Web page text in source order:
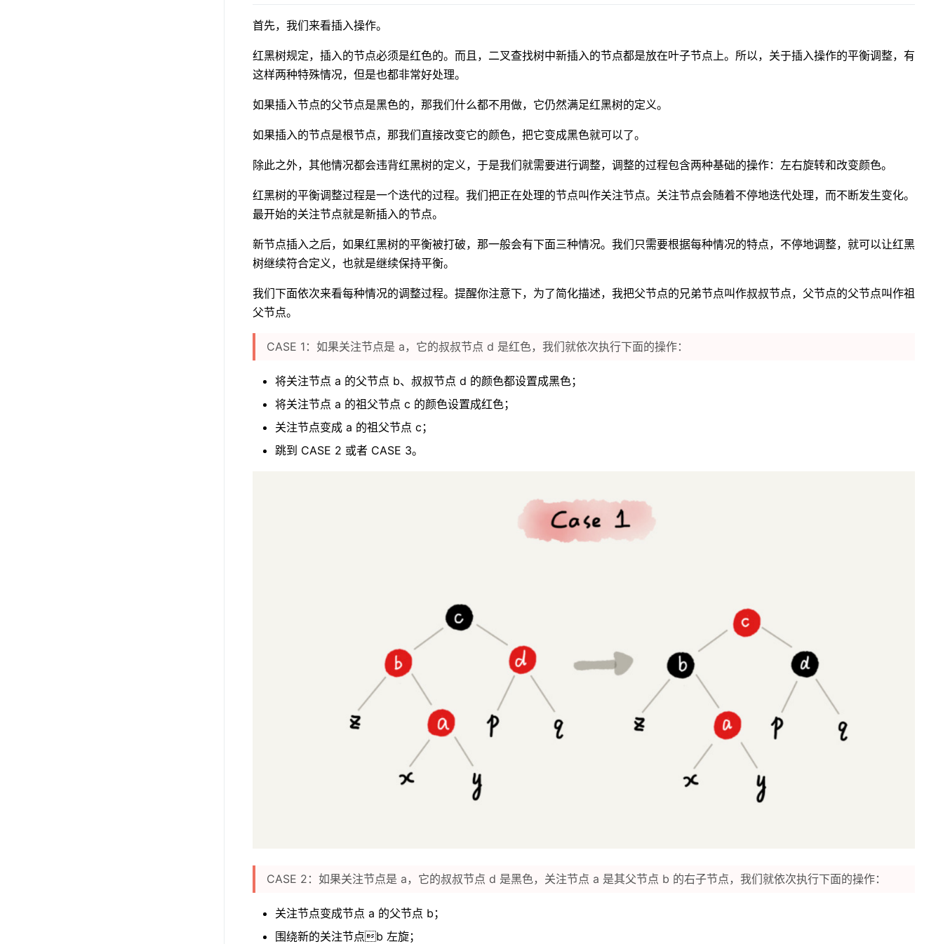
首先，我们来看插入操作。
红黑树规定，插入的节点必须是红色的。而且，二叉查找树中新插入的节点都是放在叶子节点上。所以，关于插入操作的平衡调整，有
这样两种特殊情况，但是也都非常好处理。
如果插入节点的父节点是黑色的，那我们什么都不用做，它仍然满足红黑树的定义。
如果插入的节点是根节点，那我们直接改变它的颜色，把它变成黑色就可以了。
除此之外，其他情况都会违背红黑树的定义，于是我们就需要进行调整，调整的过程包含两种基础的操作：左右旋转和改变颜色。
红黑树的平衡调整过程是一个迭代的过程。我们把正在处理的节点叫作关注节点。关注节点会随着不停地迭代处理，而不断发生变化。
最开始的关注节点就是新插入的节点。
新节点插入之后，如果红黑树的平衡被打破，那一般会有下面三种情况。我们只需要根据每种情况的特点，不停地调整，就可以让红黑
树继续符合定义，也就是继续保持平衡。
我们下面依次来看每种情况的调整过程。提醒你注意下，为了简化描述，我把父节点的兄弟节点叫作叔叔节点，父节点的父节点叫作祖
父节点。
CASE 1：如果关注节点是 a，它的叔叔节点 d 是红色，我们就依次执行下面的操作：
将关注节点 a 的父节点 b、叔叔节点 d 的颜色都设置成黑色；
将关注节点 a 的祖父节点 c 的颜色设置成红色；
关注节点变成 a 的祖父节点 c；
跳到 CASE 2 或者 CASE 3。
CASE 2：如果关注节点是 a，它的叔叔节点 d 是黑色，关注节点 a 是其父节点 b 的右子节点，我们就依次执行下面的操作：
关注节点变成节点 a 的父节点 b；
围绕新的关注节点b 左旋；